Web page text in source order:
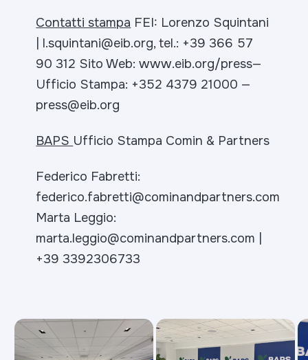
Contatti stampa FEI: Lorenzo Squintani
| l.squintani@eib.org, tel.: +39 366 57
90 312 Sito Web: www.eib.org/press—
Ufficio Stampa: +352 4379 21000 —
press@eib.org
BAPS Ufficio Stampa Comin & Partners
Federico Fabretti:
federico.fabretti@cominandpartners.com
Marta Leggio:
marta.leggio@cominandpartners.com |
+39 3392306733